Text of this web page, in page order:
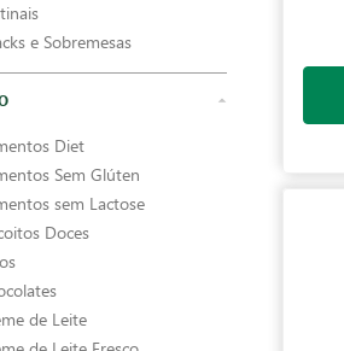
e Sobremesas
Diet
Sem Glúten
sem Lactose
Doces
de Leite